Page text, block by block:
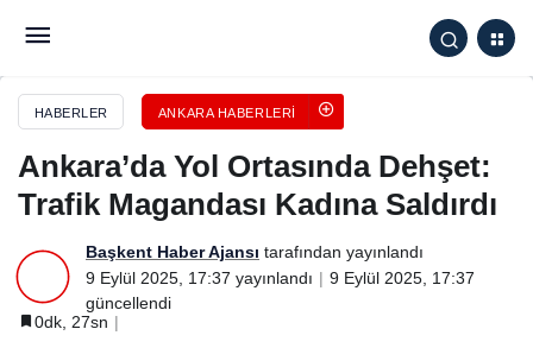
HABERLER ANKARA HABERLERI
Ankara’da Yol Ortasında Dehşet:
Trafik Magandası Kadına Saldırdı
Başkent Haber Ajansı tarafından yayınlandı
9 Eylül 2025, 17:37 yayınlandı
9 Eylül 2025, 17:37
güncellendi
0dk, 27sn
Ankara’da Yol Ortasında Dehşet: Trafik Magandası
Kadına Saldırdı